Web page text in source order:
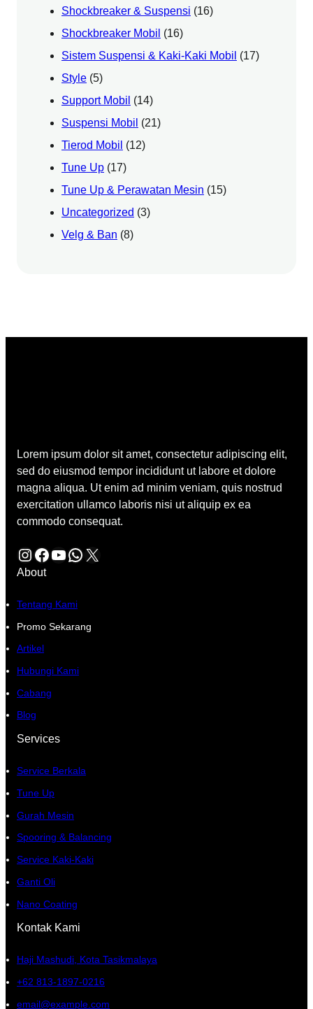
Shockbreaker & Suspensi (16)
Shockbreaker Mobil (16)
Sistem Suspensi & Kaki-Kaki Mobil (17)
Style (5)
Support Mobil (14)
Suspensi Mobil (21)
Tierod Mobil (12)
Tune Up (17)
Tune Up & Perawatan Mesin (15)
Uncategorized (3)
Velg & Ban (8)
Lorem ipsum dolor sit amet, consectetur adipiscing elit,
sed do eiusmod tempor incididunt ut labore et dolore
magna aliqua. Ut enim ad minim veniam, quis nostrud
exercitation ullamco laboris nisi ut aliquip ex ea
commodo consequat.
Instagram Facebook YouTube WhatsApp X
About
Tentang Kami
Promo Sekarang
Artikel
Hubungi Kami
Cabang
Blog
Services
Service Berkala
Tune Up
Gurah Mesin
Spooring & Balancing
Service Kaki-Kaki
Ganti Oli
Nano Coating
Kontak Kami
Haji Mashudi, Kota Tasikmalaya
+62 813-1897-0216
email@example.com